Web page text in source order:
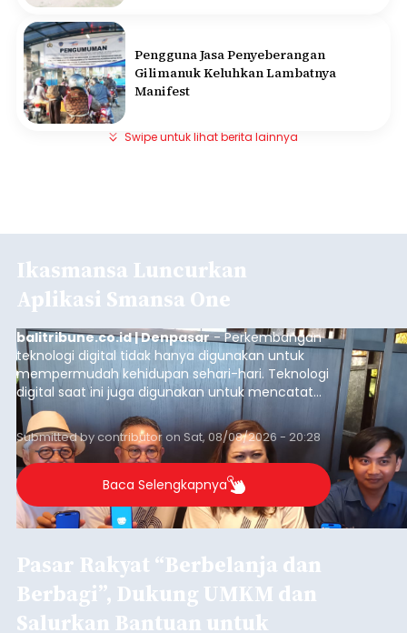
Pengguna Jasa Penyeberangan
Gilimanuk Keluhkan Lambatnya
Manifest
Swipe untuk lihat berita lainnya
Ikasmansa Luncurkan
Aplikasi Smansa One
balitribune.co.id | Denpasar- Perkembangan
teknologi digital tidak hanya digunakan untuk
mempermudah kehidupan sehari-hari. Teknologi
digital saat ini juga digunakan untuk mencatat
dan mengelola data base alumni dari suatu
sekolah, salah satunya adalah alumni SMA 1
Denpasar.
Submitted bycontributoronSat, 08/08/2026 - 20:28
Baca Selengkapnya
Pasar Rakyat “Berbelanja dan
Berbagi”, Dukung UMKM dan
Salurkan Bantuan untuk